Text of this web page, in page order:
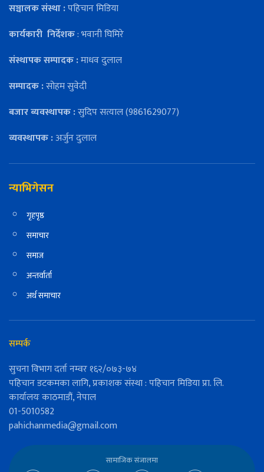
सञ्चालक संस्था :पहिचान मिडिया
कार्यकारी निर्देशक: भवानी घिमिरे
संस्थापक सम्पादक :माधव दुलाल
सम्पादक :सोहम सुवेदी
बजार ब्यवस्थापक :सुदिप सत्याल (9861629077)
व्यवस्थापक :अर्जुन दुलाल
न्याभिगेसन
गृहपृष्ठ
समाचार
समाज
अन्तर्वार्ता
अर्थ समाचार
सम्पर्क
सुचना विभाग दर्ता नम्वर १६२/०७३-७४
पहिचान डटकमका लागि, प्रकाशक संस्था : पहिचान मिडिया प्रा. लि.
कार्यालयः काठमाडौं, नेपाल
01-5010582
pahichanmedia@gmail.com
सामाजिक संजालमा